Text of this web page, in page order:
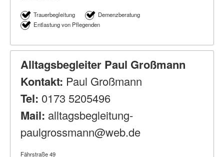
Trauerbegleitung
Demenzberatung
Entlastung von Pflegenden
Alltagsbegleiter Paul Großmann
Kontakt: Paul Großmann
Tel: 0173 5205496
Mail: alltagsbegleitung-
paulgrossmann@web.de
Fährstraße 49